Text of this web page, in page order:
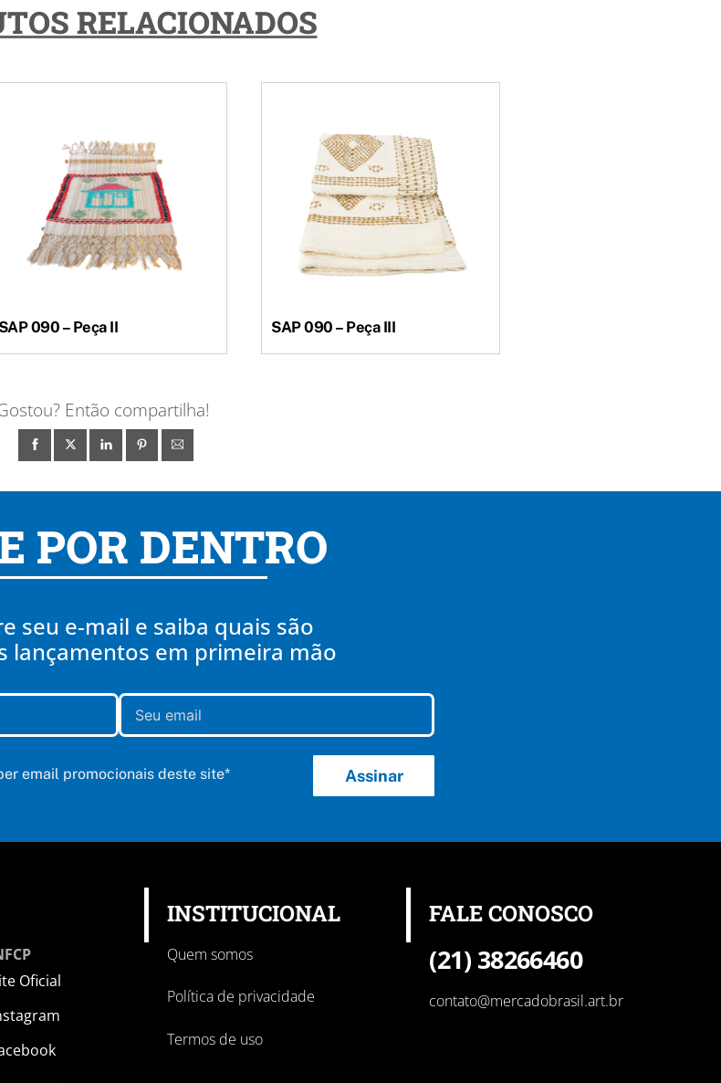
RELACIONADOS
SAP 090 – Peça II SAP 090 – Peça III
Então compartilha!
POR DENTRO
seu e-mail e saiba quais são
lançamentos em primeira mão
email promocionais deste site* Assinar
Oficial
INSTITUCIONAL
Quem somos
Política de privacidade
Termos de uso
FALE CONOSCO
(21) 38266460
contato@mercadobrasil.art.br